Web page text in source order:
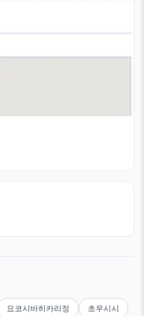
요코시바히카리정 초우시시